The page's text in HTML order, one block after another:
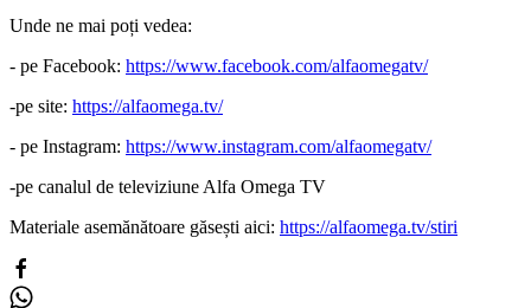
Unde ne mai poți vedea:
- pe Facebook: https://www.facebook.com/alfaomegatv/
-pe site: https://alfaomega.tv/
- pe Instagram: https://www.instagram.com/alfaomegatv/
-pe canalul de televiziune Alfa Omega TV
Materiale asemănătoare găsești aici: https://alfaomega.tv/stiri